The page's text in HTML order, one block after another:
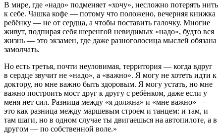
В мире, где «надо» подменяет «хочу», несложно потерять нить
к себе. Чашка кофе — потому что положено, вечерняя книжка
ребёнку — не от сердца, а чтобы поставить галочку. Многие
живут, подпирая себя шеренгой невидимых «надо», будто вся
жизнь — это экзамен, где даже разноголосица мыслей обязана
замолчать.
Но есть третья, почти неуловимая, территория — когда вдруг
в сердце звучит не «надо», а «важно». Я могу не хотеть идти к
доктору, но мне важно быть здоровым. Я могу устать, но мне
важно построить мост друг к другу с ребёнком, даже если у
меня нет сил. Разница между «я должна» и «мне важно» —
это как разница между маршевым строем и танцем: и там, и
там шаги, но в одном случае ты двигаешься на автопилоте, а в
другом — по собственной воле.»